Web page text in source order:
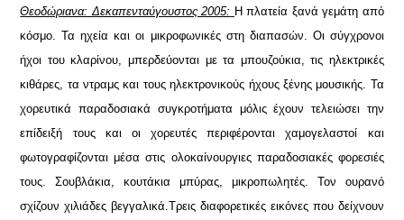
Θεοδώριανα: Δεκαπενταύγουστος 2005: Η πλατεία ξανά γεμάτη από
κόσμο. Τα ηχεία και οι μικροφωνικές στη διαπασών. Οι σύγχρονοι
ήχοι του κλαρίνου, μπερδεύονται με τα μπουζούκια, τις ηλεκτρικές
κιθάρες, τα ντραμς και τους ηλεκτρονικούς ήχους ξένης μουσικής. Τα
χορευτικά παραδοσιακά συγκροτήματα μόλις έχουν τελειώσει την
επίδειξή τους και οι χορευτές περιφέρονται χαμογελαστοί και
φωτογραφίζονται μέσα στις ολοκαίνουργιες παραδοσιακές φορεσιές
τους. Σουβλάκια, κουτάκια μπύρας, μικροπωλητές. Τον ουρανό
σχίζουν χιλιάδες βεγγαλικά.Τρεις διαφορετικές εικόνες που δείχνουν